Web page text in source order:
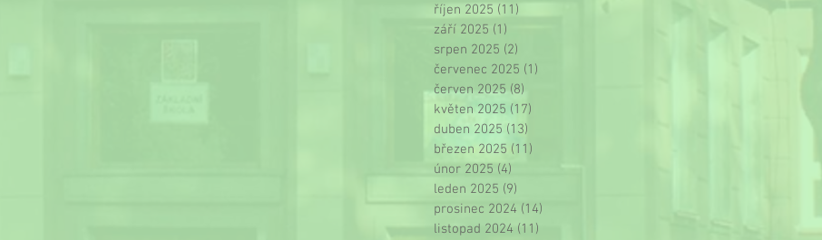
říjen 2025 (11)
září 2025 (1)
srpen 2025 (2)
červenec 2025 (1)
červen 2025 (8)
květen 2025 (17)
duben 2025 (13)
březen 2025 (11)
únor 2025 (4)
leden 2025 (9)
prosinec 2024 (14)
listopad 2024 (11)